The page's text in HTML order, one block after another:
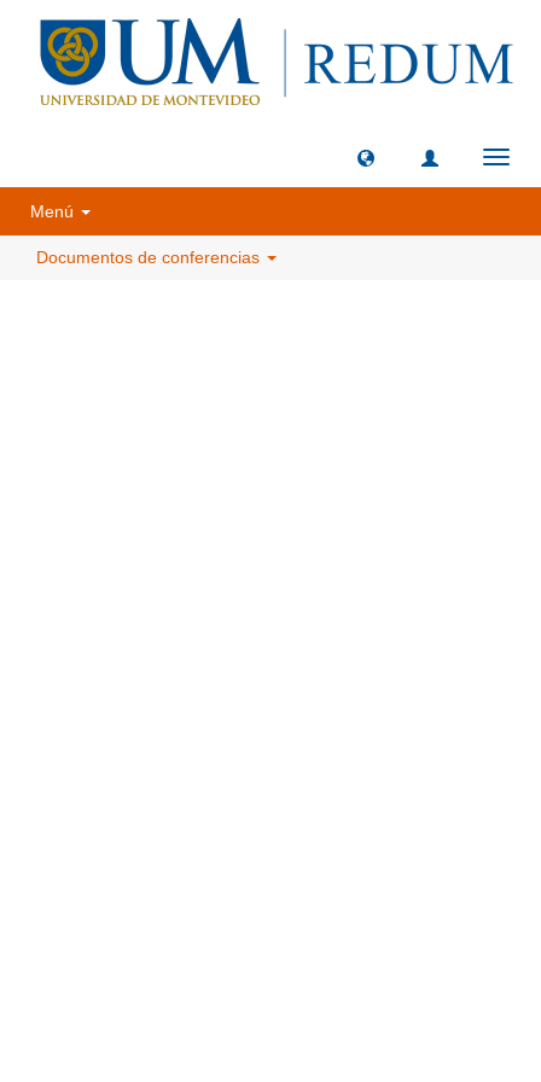
Menú
Documentos de conferencias